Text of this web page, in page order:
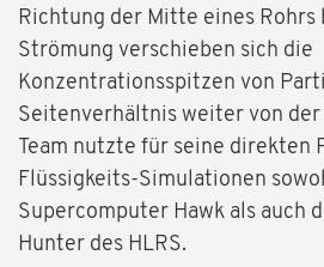
Richtung der Mitte eines Rohrs
Strömung verschieben sich die
Konzentrationsspitzen von
Seitenverhältnis weiter von
Team nutzte für seine direkten
Flüssigkeits-Simulationen
Supercomputer Hawk als auch
Hunter des HLRS.